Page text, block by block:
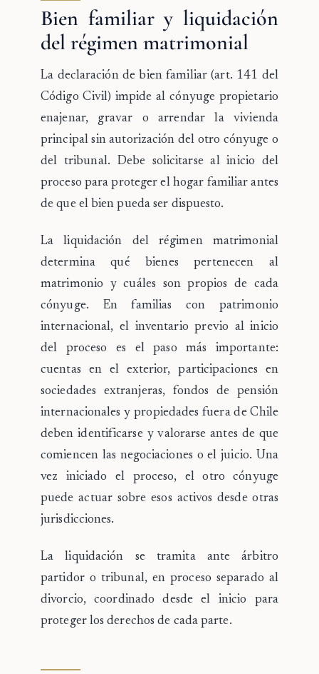
Bien familiar y liquidación
del régimen matrimonial
La declaración de bien familiar(art. 141 del
Código Civil) impide al cónyuge propietario
enajenar, gravar o arrendar la vivienda
principal sin autorización del otro cónyuge o
del tribunal. Debe solicitarse al inicio del
proceso para proteger el hogar familiar antes
de que el bien pueda ser dispuesto.
Laliquidación del régimen matrimonial
determina qué bienes pertenecen al
matrimonio y cuáles son propios de cada
cónyuge. En familias con patrimonio
internacional, el inventario previo al inicio
del proceso es el paso más importante:
cuentas en el exterior, participaciones en
sociedades extranjeras, fondos de pensión
internacionales y propiedades fuera de Chile
deben identificarse y valorarse antes de que
comiencen las negociaciones o el juicio. Una
vez iniciado el proceso, el otro cónyuge
puede actuar sobre esos activos desde otras
jurisdicciones.
La liquidación se tramita ante árbitro
partidor o tribunal, en proceso separado al
divorcio, coordinado desde el inicio para
proteger los derechos de cada parte.